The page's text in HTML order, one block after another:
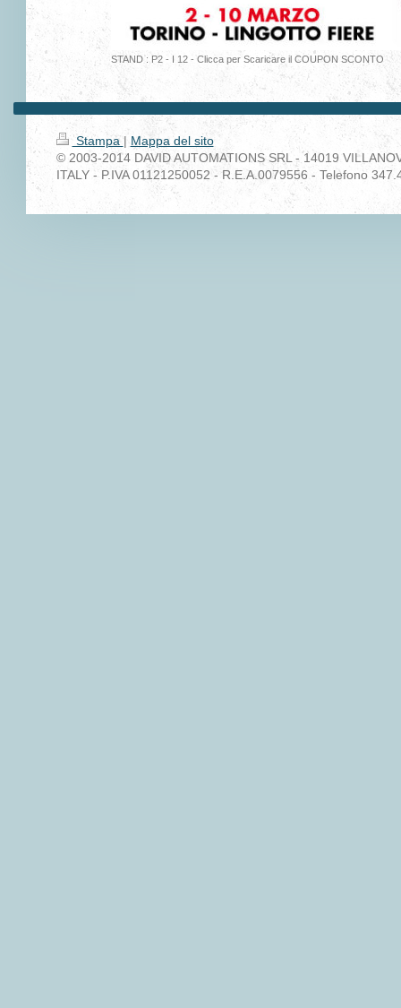
STAND : P2 - I 12 - Clicca per Scaricare il COUPON SCONTO
Stampa | Mappa del sito
© 2003-2014 DAVID AUTOMATIONS SRL - 14019
ITALY - P.IVA 01121250052 - R.E.A.0079556 - Telefono